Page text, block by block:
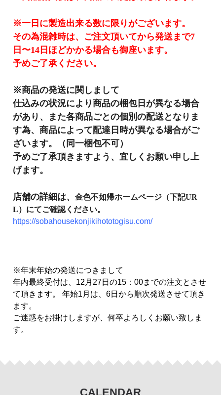
※一日に製造出来る数に限りがございます。
その為混雑時は、ご注文頂いてから発送まで7
日〜14日ほどかかる場合も御座います。
予めご了承ください。
※商品の発送に関しまして
仕込みの状況により商品の梱包日が異なる場合
があり、
また各商品ごとの個別の配送となりま
す為、商品によって配達日時が異なる場合がご
ざいます。（同一梱包不可）
予めご了承頂きますよう、宜しくお願い申し上
げます。
店舗の詳細は、金色不如帰ホームページ（下記UR
L）にてご確認ください。
https://sobahousekonjikihototogisu.com/
※年末年始の発送につきまして
年内最終受付は、12月27日の15：00までの注文とさせ
て頂きます。 年始1月は、6日から順次発送させて頂き
ます。
ご迷惑をお掛けしますが、何卒よろしくお願い致しま
す。
CALENDAR